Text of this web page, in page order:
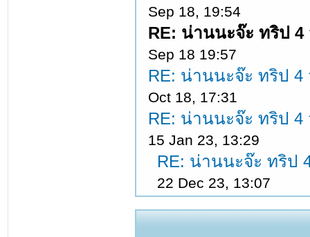
Sep 18, 19:54
RE: น่านนะจ๊ะ ทริป
Sep 18 19:57
RE: น่านนะจ๊ะ ทริป
Oct 18, 17:31
RE: น่านนะจ๊ะ ทริป
15 Jan 23, 13:29
RE: น่านนะจ๊ะ ทริป
22 Dec 23, 13:07